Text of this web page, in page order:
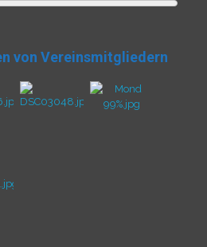
von Vereinsmitgliedern